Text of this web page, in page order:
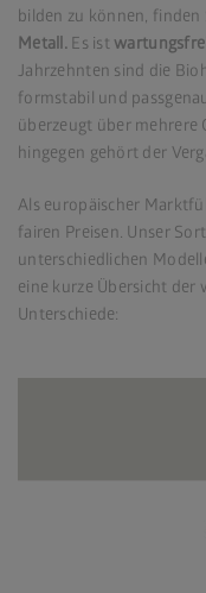
bilden zu können, finden
Metall.Es ist
Jahrzehnten sind die
formstabil und
überzeugt über mehrere
hingegen gehört der
Als europäischer
fairen Preisen. Unser
unterschiedlichen
eine kurze Übersicht der
Unterschiede: